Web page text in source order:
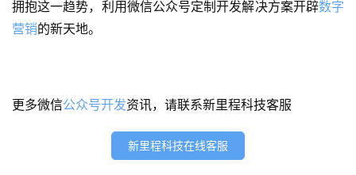
小
程
拥抱这一趋势，利用微信公众号定制开发解决方案开辟数字
营销的新天地。
更多微信公众号开发资讯，请联系新里程科技客服
新里程科技在线客服